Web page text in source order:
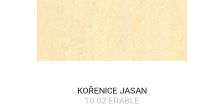
KOŘENICE JASAN
10.02 ERABLE